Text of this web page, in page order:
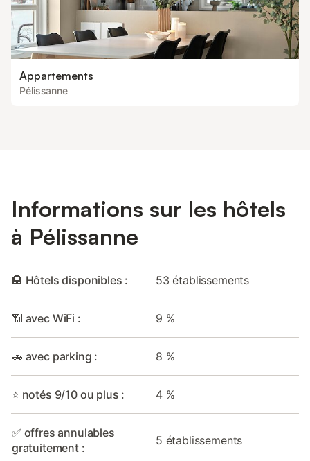
Appartements
Pélissanne
Informations sur les hôtels
à Pélissanne
🏨 Hôtels disponibles : 53 établissements
📶 avec WiFi : 9 %
🚗 avec parking : 8 %
⭐ notés 9/10 ou plus : 4 %
✅ offres annulables
gratuitement :
5 établissements